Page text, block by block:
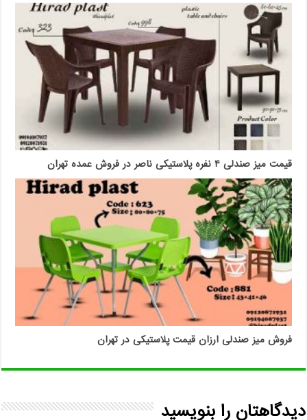
قیمت میز صندلی ۴ نفره پلاستیکی ناصر در فروش عمده تهران
فروش میز صندلی ارزان قیمت پلاستیکی در تهران
دیدگاهتان را بنویسید